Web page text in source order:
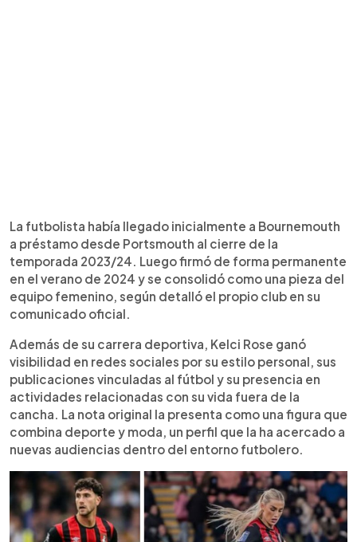
La futbolista había llegado inicialmente a Bournemouth
a préstamo desde Portsmouth al cierre de la
temporada 2023/24. Luego firmó de forma permanente
en el verano de 2024 y se consolidó como una pieza del
equipo femenino, según detalló el propio club en su
comunicado oficial.
Además de su carrera deportiva, Kelci Rose ganó
visibilidad en redes sociales por su estilo personal, sus
publicaciones vinculadas al fútbol y su presencia en
actividades relacionadas con su vida fuera de la
cancha. La nota original la presenta como una figura que
combina deporte y moda, un perfil que la ha acercado a
nuevas audiencias dentro del entorno futbolero.